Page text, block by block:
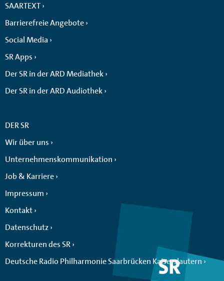
SAARTEXT
Barrierefreie Angebote
Social Media
SR Apps
Der SR in der ARD Mediathek
Der SR in der ARD Audiothek
DER SR
Wir über uns
Unternehmenskommunikation
Job & Karriere
Impressum
Kontakt
Datenschutz
Korrekturen des SR
Deutsche Radio Philharmonie Saarbrücken Kaiserslautern